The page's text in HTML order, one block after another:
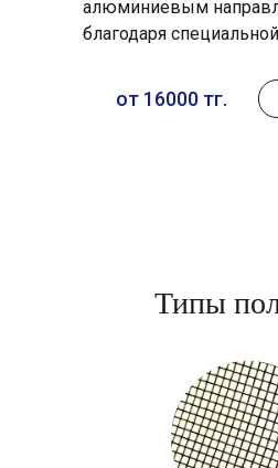
от 16000 тг.
алюминиевым
благодаря
Типы